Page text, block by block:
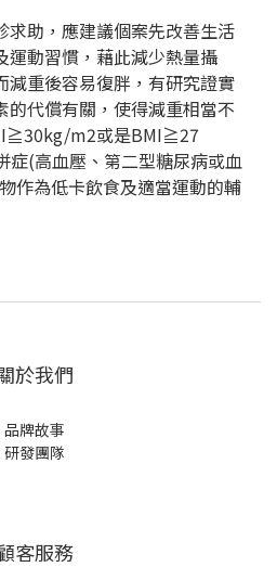
求助，應建議個案先改善生活
運動習慣，藉此減少熱量攝
減重後容易復胖，有研究證實
的代償有關，使得減重相當不
≧30kg/m2或是BMI≧27
症(高血壓、第二型糖尿病或血
作為低卡飲食及適當運動的輔
於我們
品牌故事
研發團隊
客服務